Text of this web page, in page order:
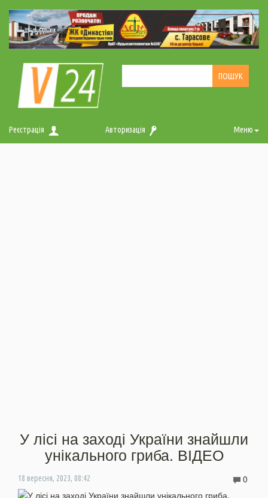
Реєстрація Авторизація Меню
У лісі на заході України знайшли
унікального гриба. ВІДЕО
18 вересня, 2023, 08:42 0